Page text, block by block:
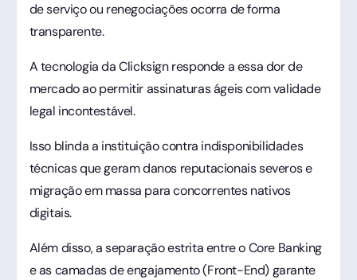
de serviço ou renegociações ocorra de forma
transparente.
A tecnologia da Clicksign responde a essa dor de
mercado ao permitir assinaturas ágeis com validade
legal incontestável.
Isso blinda a instituição contra indisponibilidades
técnicas que geram danos reputacionais severos e
migração em massa para concorrentes nativos
digitais.
Além disso, a separação estrita entre o Core Banking
e as camadas de engajamento (Front-End) garante